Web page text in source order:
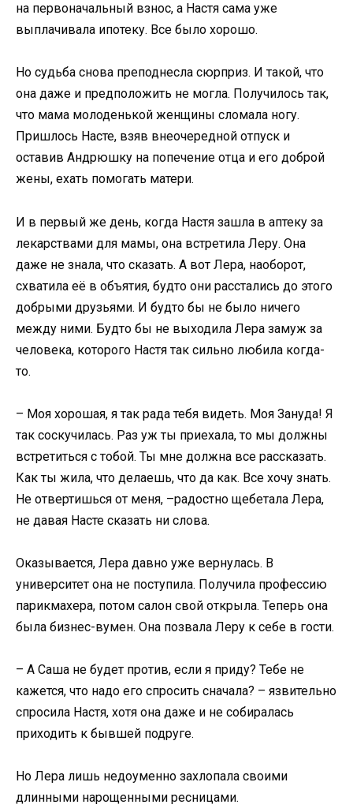
на первоначальный взнос, а Настя сама уже
выплачивала ипотеку. Все было хорошо.
Но судьба снова преподнесла сюрприз. И такой, что
она даже и предположить не могла. Получилось так,
что мама молоденькой женщины сломала ногу.
Пришлось Насте, взяв внеочередной отпуск и
оставив Андрюшку на попечение отца и его доброй
жены, ехать помогать матери.
И в первый же день, когда Настя зашла в аптеку за
лекарствами для мамы, она встретила Леру. Она
даже не знала, что сказать. А вот Лера, наоборот,
схватила её в объятия, будто они расстались до этого
добрыми друзьями. И будто бы не было ничего
между ними. Будто бы не выходила Лера замуж за
человека, которого Настя так сильно любила когда-
то.
– Моя хорошая, я так рада тебя видеть. Моя Зануда! Я
так соскучилась. Раз уж ты приехала, то мы должны
встретиться с тобой. Ты мне должна все рассказать.
Как ты жила, что делаешь, что да как. Все хочу знать.
Не отвертишься от меня, –радостно щебетала Лера,
не давая Насте сказать ни слова.
Оказывается, Лера давно уже вернулась. В
университет она не поступила. Получила профессию
парикмахера, потом салон свой открыла. Теперь она
была бизнес-вумен. Она позвала Леру к себе в гости.
– А Саша не будет против, если я приду? Тебе не
кажется, что надо его спросить сначала? – язвительно
спросила Настя, хотя она даже и не собиралась
приходить к бывшей подруге.
Но Лера лишь недоуменно захлопала своими
длинными нарощенными ресницами.